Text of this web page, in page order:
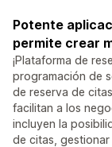
Potente
permite crear
¡Plataforma de
programación de
de reserva de
facilitan a los
incluyen la
de citas,